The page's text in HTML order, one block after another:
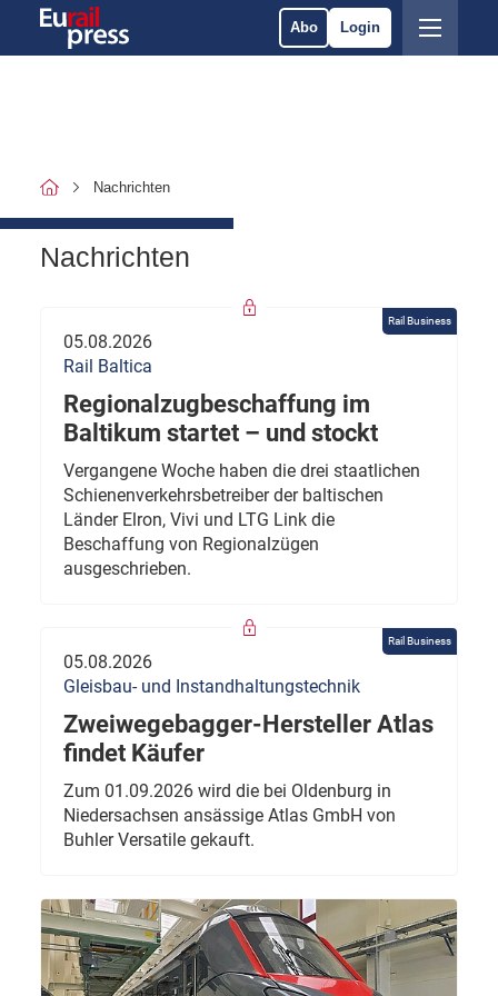
Abo Login
Nachrichten
Nachrichten
Rail Business
05.08.2026
Rail Baltica
Regionalzugbeschaffung im
Baltikum startet – und stockt
Vergangene Woche haben die drei staatlichen
Schienenverkehrsbetreiber der baltischen
Länder Elron, Vivi und LTG Link die
Beschaffung von Regionalzügen
ausgeschrieben.
Rail Business
05.08.2026
Gleisbau- und Instandhaltungstechnik
Zweiwegebagger-Hersteller Atlas
findet Käufer
Zum 01.09.2026 wird die bei Oldenburg in
Niedersachsen ansässige Atlas GmbH von
Buhler Versatile gekauft.